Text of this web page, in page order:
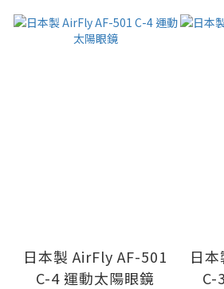
日本製 AirFly AF-501
C-4 運動太陽眼鏡
日
C-